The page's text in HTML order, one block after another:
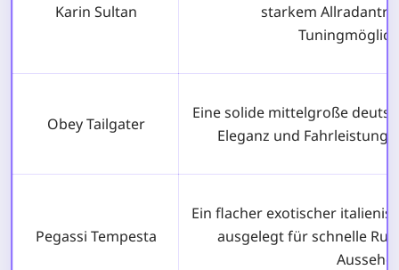
Karin Sultan
starkem
Obey Tailgater
Eine solide mittelgroße
Eleganz und Fahrleistung
Pegassi Tempesta
Ein flacher exotischer
ausgelegt für schnelle